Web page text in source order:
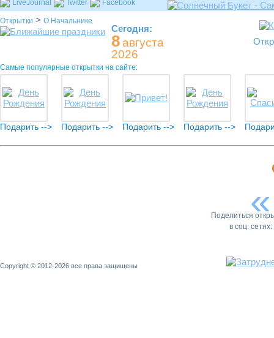
LiveJournal Twitter Facebook
Открытки > О Начальнике
Сегодня:
8августа
2026
Самые популярные открытки на сайте:
Подарить --> Подарить --> Подарить --> Подарить -->
«
Поделиться
в соц. сетях:
Copyright © 2012-2026 все права защищены